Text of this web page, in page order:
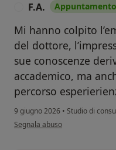
F.A.
Mi hanno colpito
del dottore,
sue conoscenze
accademico, ma
percorso
9 giugno 2026 • Studio di
secondo l'opinione dell'utente
Segnala abuso